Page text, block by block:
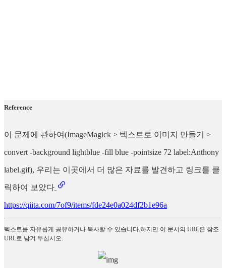
Reference
이 문제에 관하여(ImageMagick > 텍스트로 이미지 만들기 >
convert -background lightblue -fill blue -pointsize 72 label:Anthony
label.gif), 우리는 이곳에서 더 많은 자료를 발견하고 링크를 클
릭하여 보았다
https://qiita.com/7of9/items/fde24e0a024df2b1e96a
텍스트를 자유롭게 공유하거나 복사할 수 있습니다.하지만 이 문서의 URL은 참조
URL로 남겨 두십시오.